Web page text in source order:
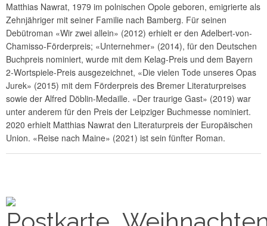
Matthias Nawrat, 1979 im polnischen Opole geboren, emigrierte als
Zehnjähriger mit seiner Familie nach Bamberg. Für seinen
Debütroman «Wir zwei allein» (2012) erhielt er den Adelbert-von-
Chamisso-Förderpreis; «Unternehmer» (2014), für den Deutschen
Buchpreis nominiert, wurde mit dem Kelag-Preis und dem Bayern
2-Wortspiele-Preis ausgezeichnet, «Die vielen Tode unseres Opas
Jurek» (2015) mit dem Förderpreis des Bremer Literaturpreises
sowie der Alfred Döblin-Medaille. «Der traurige Gast» (2019) war
unter anderem für den Preis der Leipziger Buchmesse nominiert.
2020 erhielt Matthias Nawrat den Literaturpreis der Europäischen
Union. «Reise nach Maine» (2021) ist sein fünfter Roman.